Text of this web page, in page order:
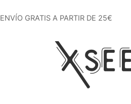
al
ENVÍO GRATIS A PARTIR DE 25€